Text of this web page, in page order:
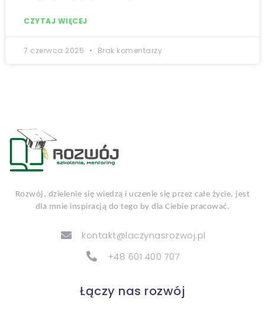
CZYTAJ WIĘCEJ
7 czerwca 2025 Brak komentarzy
Rozwój, dzielenie się wiedzą i uczenie się przez całe życie, jest
dla mnie inspiracją do tego by dla Ciebie pracować.
kontakt@laczynasrozwoj.pl
+48 601 400 707
Łączy nas rozwój